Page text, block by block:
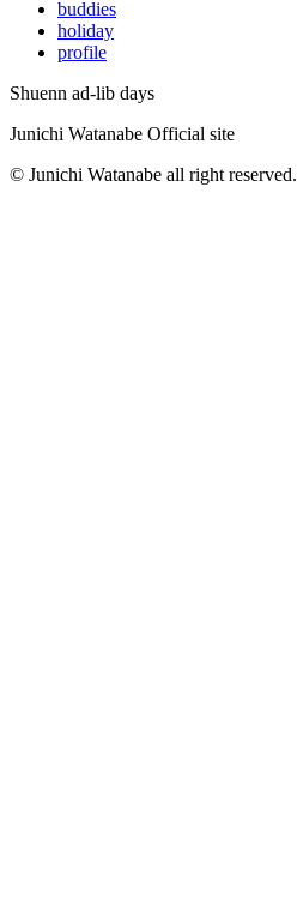
buddies
holiday
profile
Shuenn ad-lib days
Junichi Watanabe Official site
© Junichi Watanabe all right reserved.